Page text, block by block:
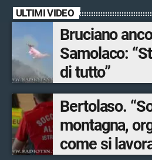
ULTIMI VIDEO
Bruciano
Samolaco:
di tutto”
Bertolaso.
montagna,
come si